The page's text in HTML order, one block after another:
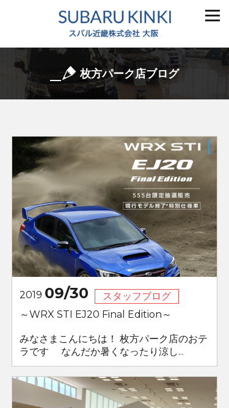
枚方パーク店ブログ
2019 09/30
スタッフブログ
～WRX STI EJ20 Final Edition～
みなさまこんにちは！ 枚方パーク店のおテ
ラです なんだか暑くなったり涼し...